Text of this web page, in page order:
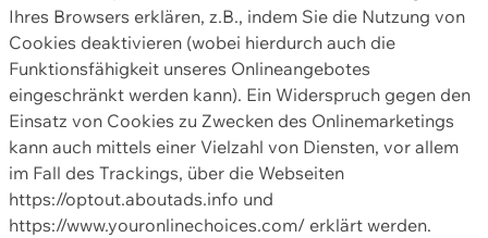
Ihres Browsers erklären, z.B., indem Sie die Nutzung von
Cookies deaktivieren (wobei hierdurch auch die
Funktionsfähigkeit unseres Onlineangebotes
eingeschränkt werden kann). Ein Widerspruch gegen den
Einsatz von Cookies zu Zwecken des Onlinemarketings
kann auch mittels einer Vielzahl von Diensten, vor allem
im Fall des Trackings, über die Webseiten
https://optout.aboutads.info und
https://www.youronlinechoices.com/ erklärt werden.